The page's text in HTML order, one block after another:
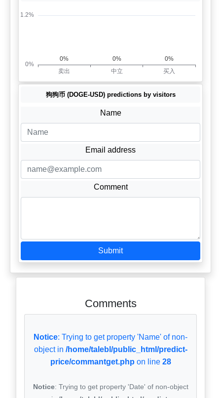
狗狗币 (DOGE-USD) predictions by visitors
Name
Email address
Comment
Submit
Comments
Notice: Trying to get property 'Name' of non-
object in /home/talebl/public_html/predict-
price/commantget.php on line 28
Notice: Trying to get property 'Date' of non-object